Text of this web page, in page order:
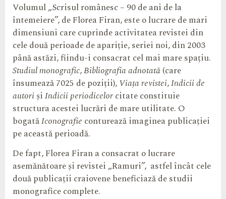
Volumul „Scrisul românesc – 90 de ani de la
întemeiere”, de Florea Firan, este o lucrare de mari
dimensiuni care cuprinde activitatea revistei din
cele două perioade de apariție, seriei noi, din 2003
până astăzi, fiindu-i consacrat cel mai mare spațiu.
Studiul monografic,Bibliografia adnotată (care
însumează 7025 de poziții),Viața revistei,Indicii de
autorișiIndicii periodicelorcitate constituie
structura acestei lucrări de mare utilitate. O
bogatăIconografie conturează imaginea publicației
pe această perioadă.
De fapt, Florea Firan a consacrat o lucrare
asemănătoare și revistei „Ramuri”, astfel încât cele
două publicații craiovene beneficiază de studii
monografice complete.